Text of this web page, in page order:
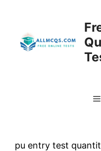
pu entry test